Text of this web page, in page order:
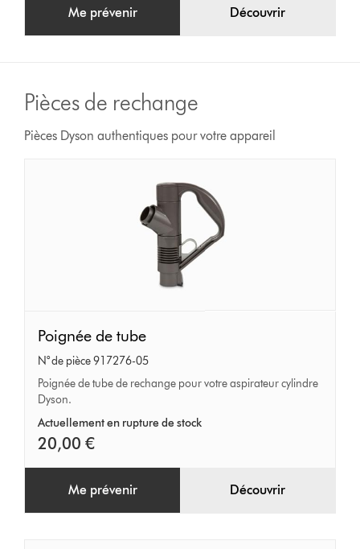
Me prévenir Découvrir
Pièces de rechange
Pièces Dyson authentiques pour votre appareil
de
tube
Poignée de tube
N° de pièce 917276-05
Poignée de tube de rechange pour votre aspirateur cylindre
Dyson.
Actuellement en rupture de stock
20,00 €
Me prévenir Découvrir